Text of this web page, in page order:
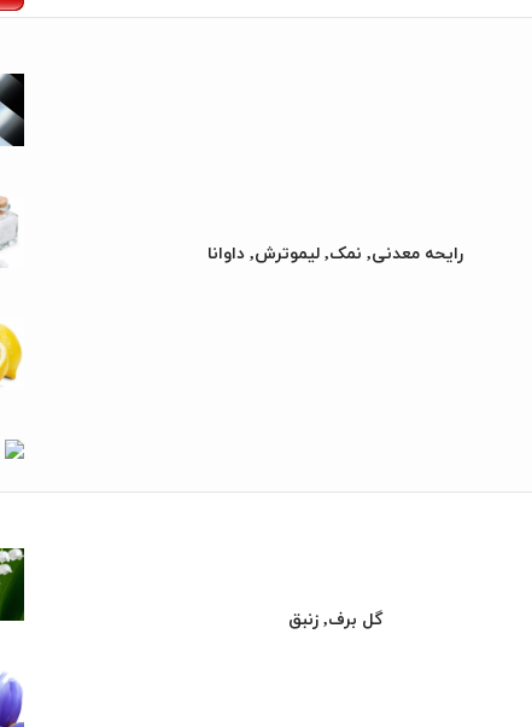
رایحه معدنی, نمک, لیموترش, داوانا
گل برف, زنبق